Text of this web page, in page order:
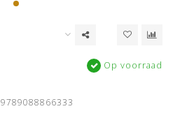
Op voorraad
9789088866333